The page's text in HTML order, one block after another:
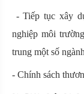
- Tiếp tục xây
nghiệp môi
trung một số
- Chính sách